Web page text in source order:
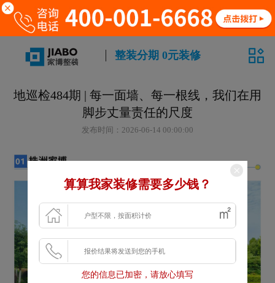
整装分期 0元装修
地巡检484期 | 每一面墙、每一根线，我们在用
脚步丈量责任的尺度
发布时间：2026-06-14 00:00:00
算算我家装修需要多少钱？
您的信息已加密，请放心填写